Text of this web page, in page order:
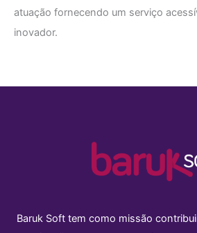
atuação fornecendo um serviço
inovador.
Baruk Soft tem como missão